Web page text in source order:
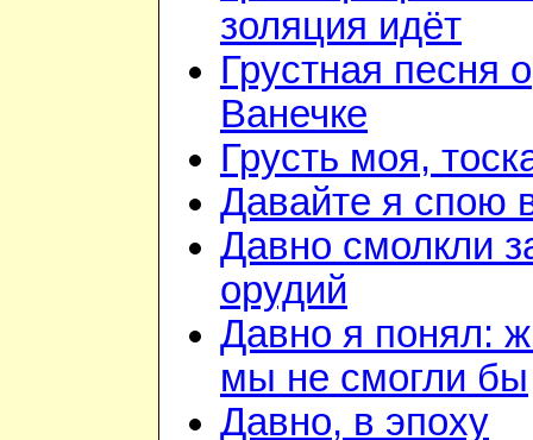
золяция идёт
Грустная песня о
Ванечке
Грусть моя,
Давайте я спою
Давно смолкли
орудий
Давно я понял:
мы не смогли бы
Давно, в эпоху